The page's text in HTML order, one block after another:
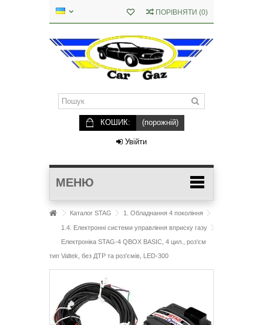
ПОРІВНЯТИ (0)
КОШИК: (порожній)
Увійти
МЕНЮ
Каталог STAG 1. Обладнання 4 покоління
1.4. Електронні системи управління вприску газу
Електроніка STAG-4 QBOX BASIC, 4 цил., роз'єм
тип Valtek, без ДТР та роз'ємів, LED-300